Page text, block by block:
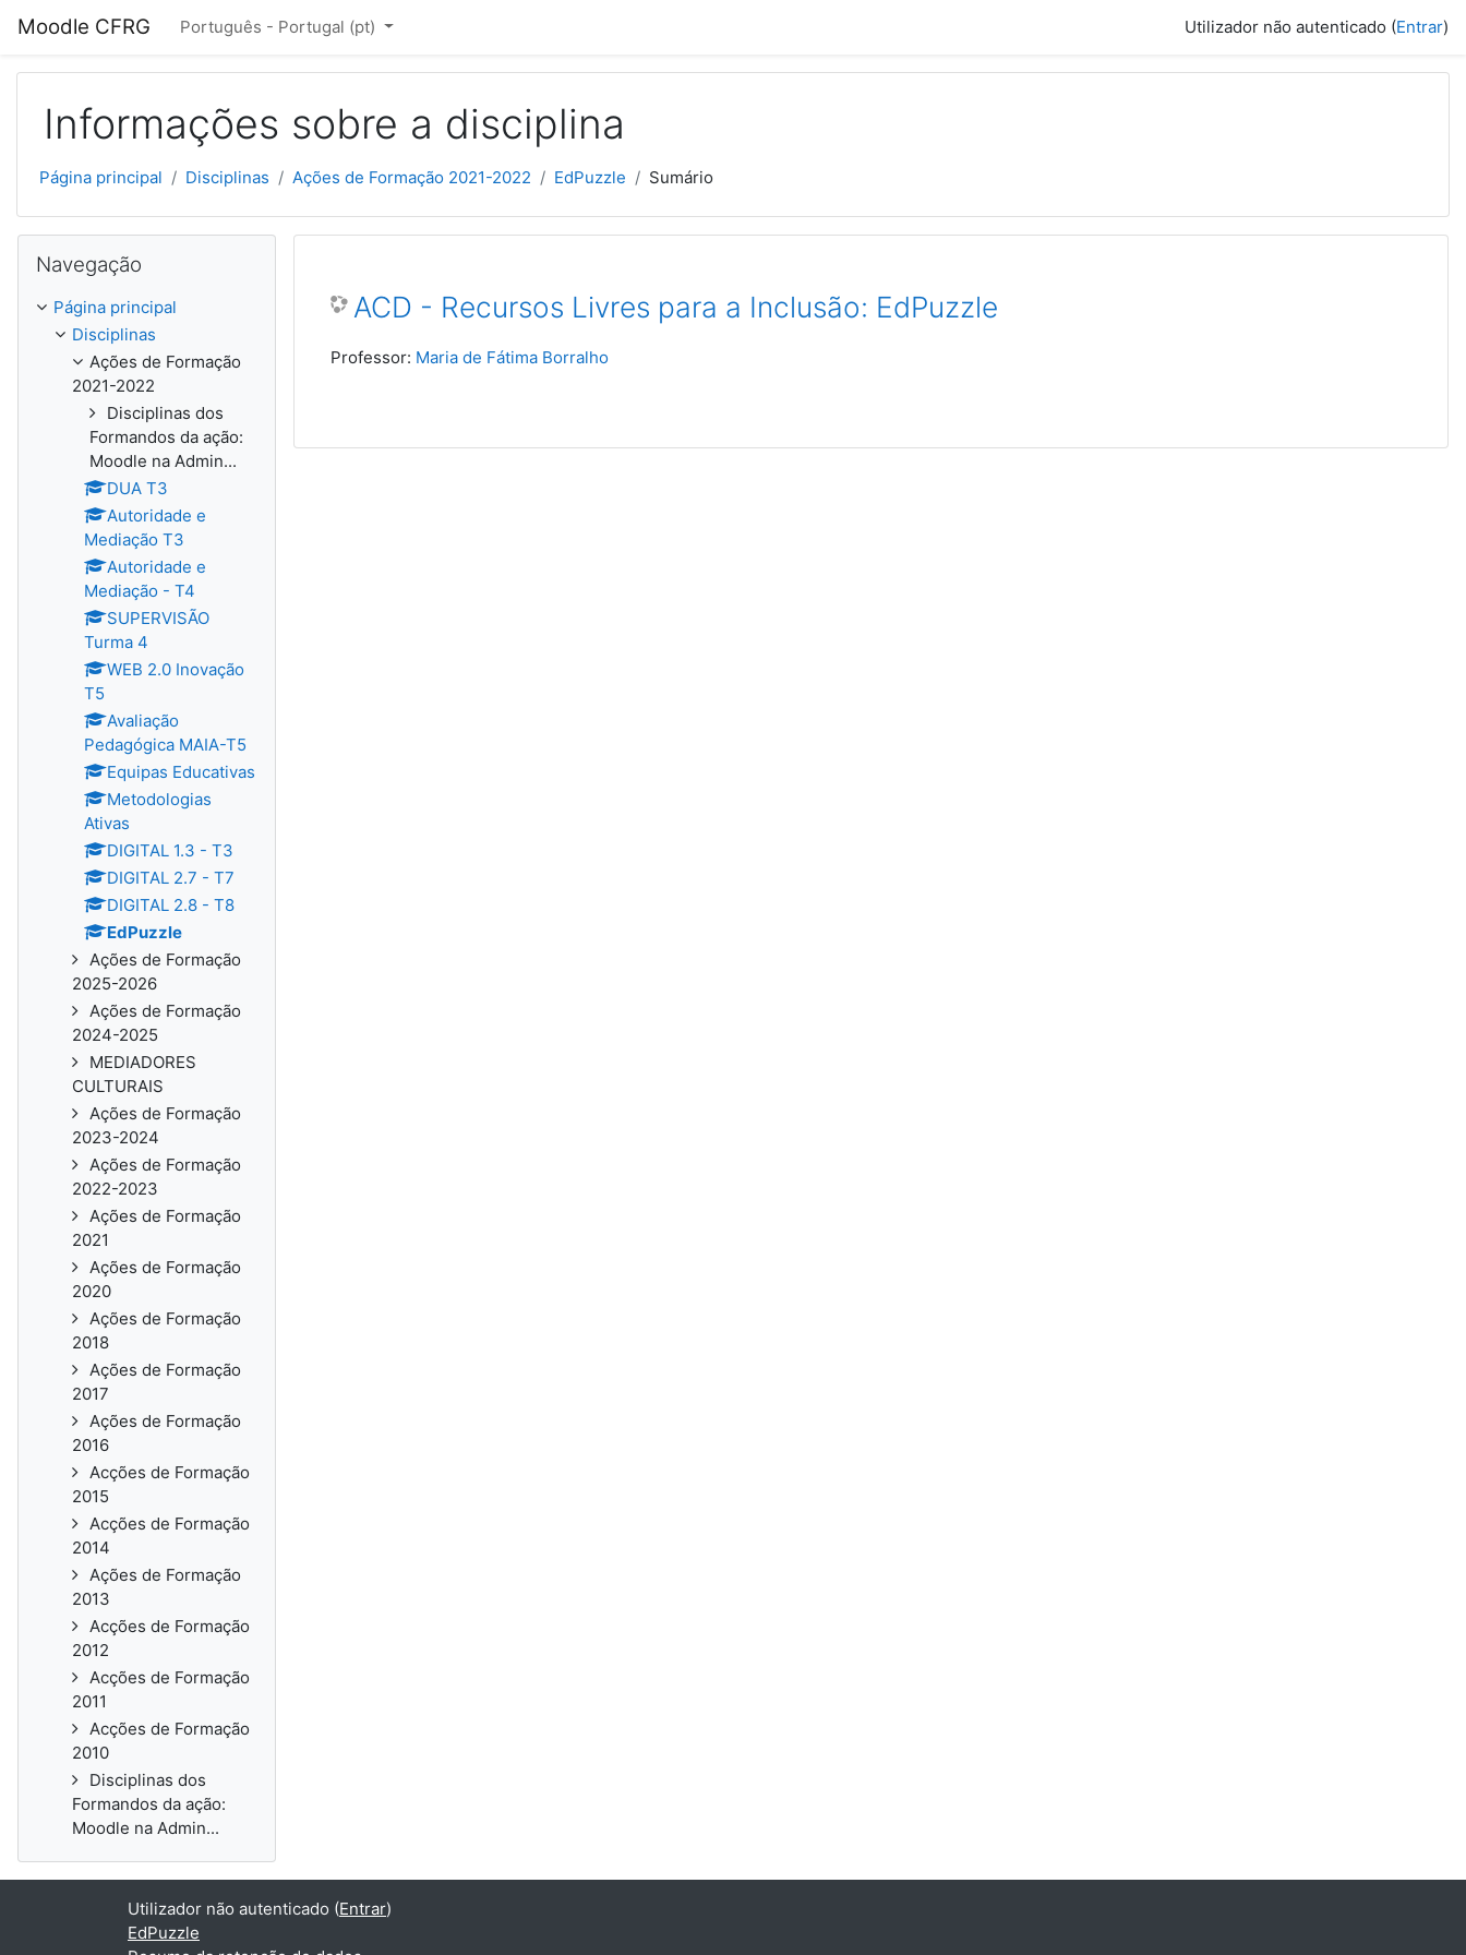
Moodle CFRG Português - Portugal ‎(pt)‎ Utilizador não autenticado (Entrar)
Informações sobre a disciplina
Página principal Disciplinas Ações de Formação 2021-2022 EdPuzzle Sumário
ACD - Recursos Livres para a Inclusão: EdPuzzle
Professor: Maria de Fátima Borralho
Navegação
Página principal
Disciplinas
Ações de Formação
2021-2022
Disciplinas dos
Formandos da ação:
Moodle na Admin...
DUA T3
Autoridade e
Mediação T3
Autoridade e
Mediação - T4
SUPERVISÃO
Turma 4
WEB 2.0 Inovação
T5
Avaliação
Pedagógica MAIA-T5
Equipas Educativas
Metodologias
Ativas
DIGITAL 1.3 - T3
DIGITAL 2.7 - T7
DIGITAL 2.8 - T8
EdPuzzle
Ações de Formação
2025-2026
Ações de Formação
2024-2025
MEDIADORES
CULTURAIS
Ações de Formação
2023-2024
Ações de Formação
2022-2023
Ações de Formação
2021
Ações de Formação
2020
Ações de Formação
2018
Ações de Formação
2017
Ações de Formação
2016
Acções de Formação
2015
Acções de Formação
2014
Ações de Formação
2013
Acções de Formação
2012
Acções de Formação
2011
Acções de Formação
2010
Disciplinas dos
Formandos da ação:
Moodle na Admin...
Utilizador não autenticado (Entrar)
EdPuzzle